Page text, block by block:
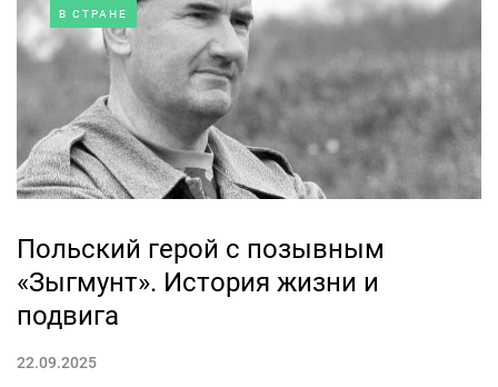
В СТРАНЕ
Польский герой с позывным
«Зыгмунт». История жизни и
подвига
22.09.2025